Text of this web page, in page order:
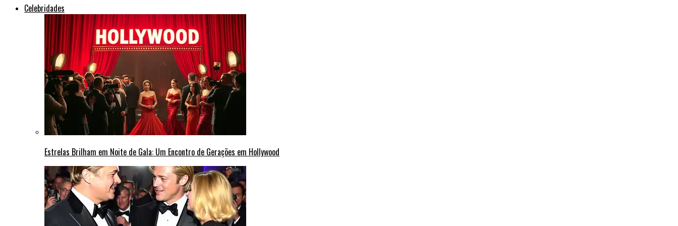
Celebridades
Estrelas Brilham em Noite de Gala: Um Encontro de Gerações em Hollywood